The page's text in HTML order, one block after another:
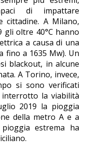
di impattare
cittadine. A Milano,
gli oltre 40°C hanno
a causa di una
fino a 1635 Mw). Un
blackout, in alcune
A Torino, invece,
si sono verificati
la viabilità
2019 la pioggia
della metro A e a
estrema ha